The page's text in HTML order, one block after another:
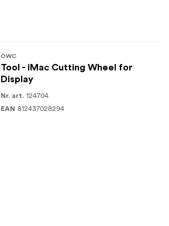
OWC
Tool - iMac Cutting Wheel for
Display
Nr. art. 124704
EAN 812437028294